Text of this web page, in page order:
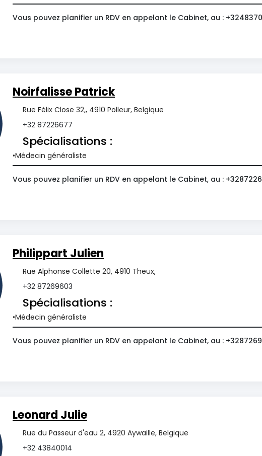
Vous pouvez planifier un RDV en appelant le Cabinet, au :
Noirfalisse Patrick
Rue Félix Close 32,, 4910 Polleur, Belgique
+32 87226677
Spécialisations :
Médecin généraliste
Vous pouvez planifier un RDV en appelant le Cabinet, au :
Philippart Julien
Rue Alphonse Collette 20, 4910 Theux,
+32 87269603
Spécialisations :
Médecin généraliste
Vous pouvez planifier un RDV en appelant le Cabinet, au :
Leonard Julie
Rue du Passeur d'eau 2, 4920 Aywaille, Belgique
+32 43840014